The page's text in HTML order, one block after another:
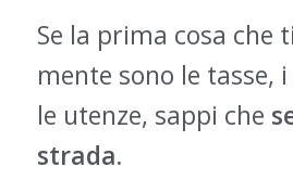
Se la prima cosa che
mente sono le tasse,
le utenze, sappi che
strada.